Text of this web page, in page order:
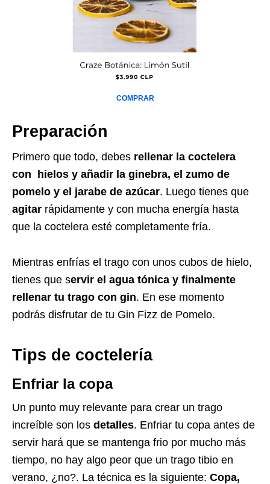
COMPRAR
Preparación
Primero que todo, debes rellenar la coctelera
con hielos y añadir la ginebra, el zumo de
pomelo y el jarabe de azúcar. Luego tienes que
agitar rápidamente y con mucha energía hasta
que la coctelera esté completamente fría.
Mientras enfrías el trago con unos cubos de hielo,
tienes que servir el agua tónica y finalmente
rellenar tu trago con gin. En ese momento
podrás disfrutar de tu Gin Fizz de Pomelo.
Tips de coctelería
Enfriar la copa
Un punto muy relevante para crear un trago
increíble son los detalles. Enfriar tu copa antes de
servir hará que se mantenga frio por mucho más
tiempo, no hay algo peor que un trago tibio en
verano, ¿no?. La técnica es la siguiente: Copa,